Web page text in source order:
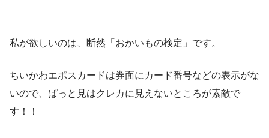
私が欲しいのは、断然「おかいもの検定」です。
ちいかわエポスカードは券面にカード番号などの表示がな
いので、ぱっと見はクレカに見えないところが素敵で
す！！